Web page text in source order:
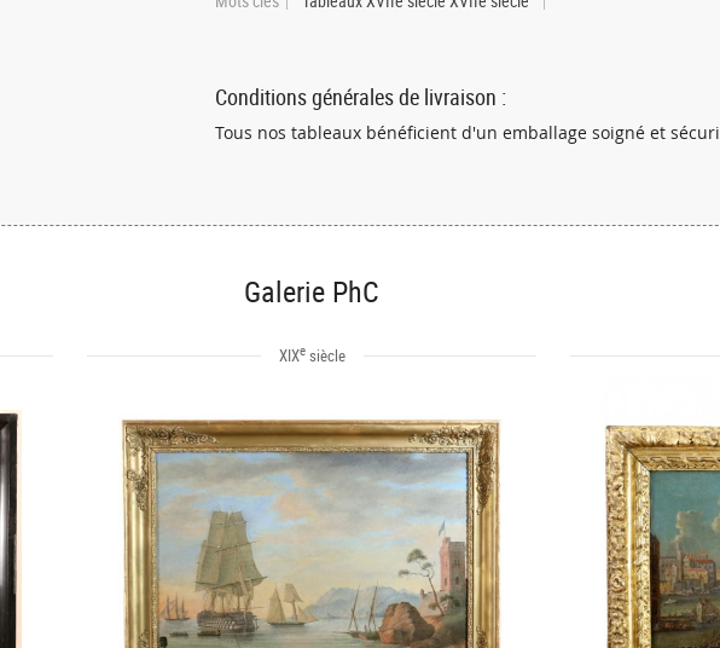
Conditions générales de livraison :
Tous nos tableaux bénéficient d'un emballage soigné et
Galerie PhC
XIXesiècle